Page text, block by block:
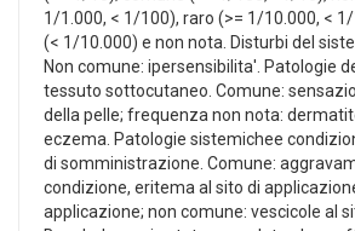
1/1.000, < 1/100), raro (>= 1/10.000, <
(< 1/10.000) e non nota. Disturbi del
Non comune: ipersensibilita'. Patologie
tessuto sottocutaneo. Comune:
della pelle; frequenza non nota:
eczema. Patologie sistemichee
di somministrazione. Comune:
condizione, eritema al sito di
applicazione; non comune: vescicole al